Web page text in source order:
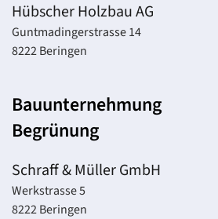
Hübscher Holzbau AG
Guntmadingerstrasse 14
8222 Beringen
Bauunternehmung
Begrünung
Schraff & Müller GmbH
Werkstrasse 5
8222 Beringen